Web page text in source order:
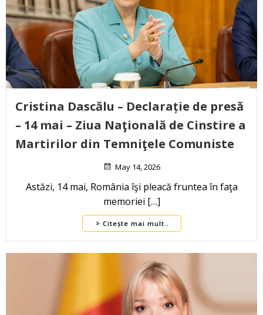
Cristina Dascălu – Declarație de presă
– 14 mai – Ziua Naţională de Cinstire a
Martirilor din Temniţele Comuniste
May 14, 2026
Astăzi, 14 mai, România îşi pleacă fruntea în faţa
memoriei […]
Citește mai mult..